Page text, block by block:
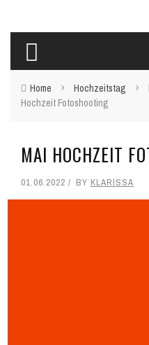
Home › Hochzeitstag ›
Hochzeit Fotoshooting
MAI HOCHZEIT
01.06.2022 BY KLARISSA